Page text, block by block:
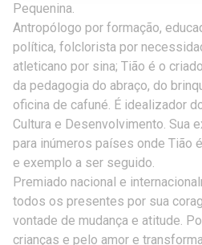
Pequenina.
Antropólogo por formação,
política, folclorista por
atleticano por sina; Tião é o
da pedagogia do abraço, do
oficina de cafuné. É idealizador
Cultura e Desenvolvimento. Sua
para inúmeros países onde Tião
e exemplo a ser seguido.
Premiado nacional e
todos os presentes por sua
vontade de mudança e atitude.
crianças e pelo amor e